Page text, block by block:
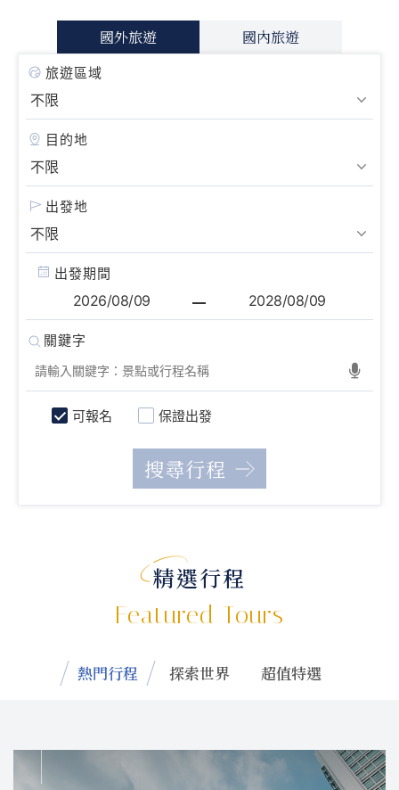
國外旅遊 國內旅遊
旅遊區域
目的地
出發地
出發期間
可報名 保證出發
精選行程
Featured Tours
熱門行程 探索世界 超值特選